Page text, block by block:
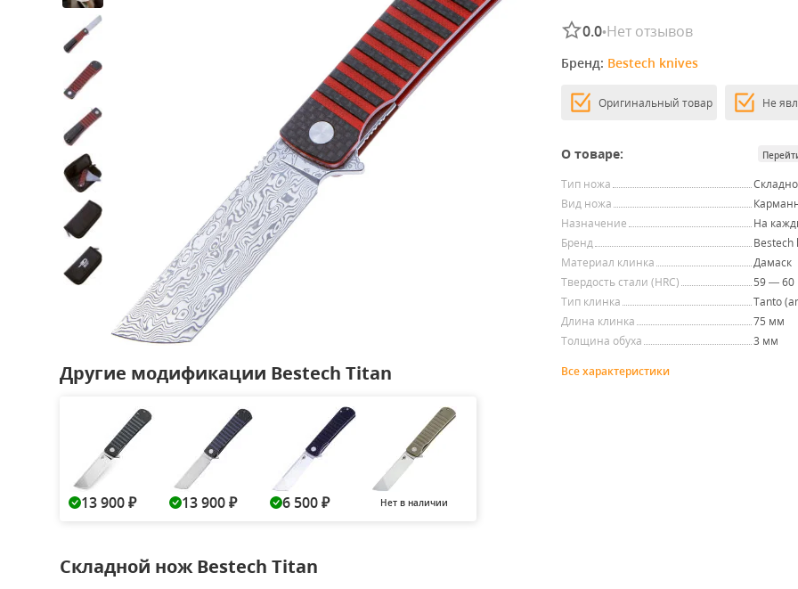
Другие модификации Bestech Titan
13 900 ₽ 13 900 ₽ 6 500 ₽ Нет в наличии
0.0•Нет отзывов
Бренд: Bestech knives
Оригинальный товар Не
О товаре:
Тип ножа
Вид ножа
Назначение
На
Бренд
Bestech
Материал клинка
Дамаск
Твердость стали (HRC)
59 — 60
Тип клинка
Tanto
Длина клинка
75 мм
Толщина обуха
3 мм
Все характеристики
Складной нож Bestech Titan